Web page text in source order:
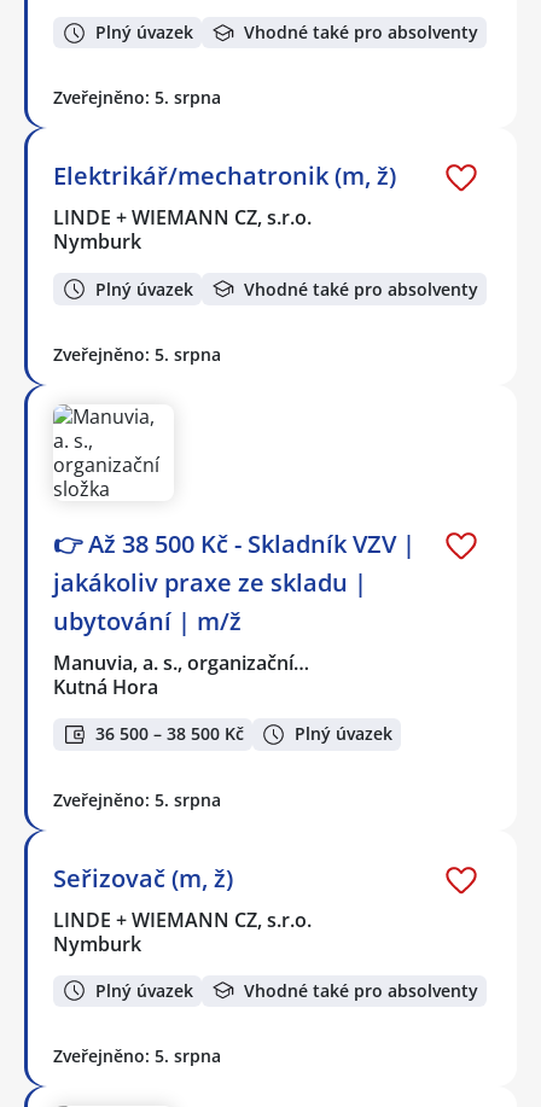
Plný úvazek Vhodné také pro absolventy
Zveřejněno: 5. srpna
Elektrikář/mechatronik (m, ž)
LINDE + WIEMANN CZ, s.r.o.
Nymburk
Plný úvazek Vhodné také pro absolventy
Zveřejněno: 5. srpna
👉 Až 38 500 Kč - Skladník VZV |
jakákoliv praxe ze skladu |
ubytování | m/ž
Manuvia, a. s., organizační…
Kutná Hora
36 500 – 38 500 Kč Plný úvazek
Zveřejněno: 5. srpna
Seřizovač (m, ž)
LINDE + WIEMANN CZ, s.r.o.
Nymburk
Plný úvazek Vhodné také pro absolventy
Zveřejněno: 5. srpna